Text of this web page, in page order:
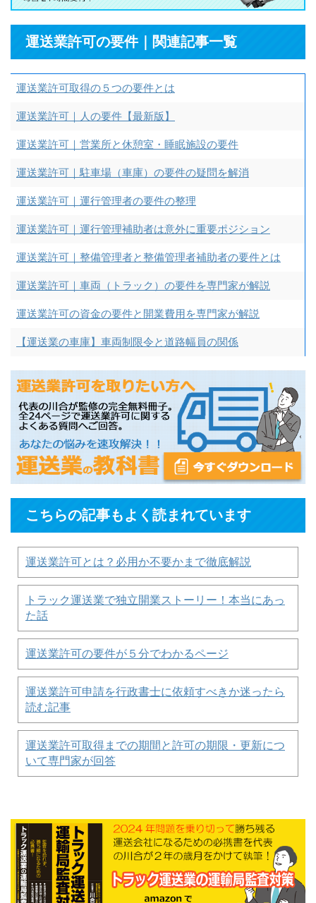
運送業許可の要件｜関連記事一覧
運送業許可取得の５つの要件とは
運送業許可｜人の要件【最新版】
運送業許可｜営業所と休憩室・睡眠施設の要件
運送業許可｜駐車場（車庫）の要件の疑問を解消
運送業許可｜運行管理者の要件の整理
運送業許可｜運行管理補助者は意外に重要ポジション
運送業許可｜整備管理者と整備管理者補助者の要件とは
運送業許可｜車両（トラック）の要件を専門家が解説
運送業許可の資金の要件と開業費用を専門家が解説
【運送業の車庫】車両制限令と道路幅員の関係
こちらの記事もよく読まれています
運送業許可とは？必用か不要かまで徹底解説
トラック運送業で独立開業ストーリー！本当にあっ
た話
運送業許可の要件が５分でわかるページ
運送業許可申請を行政書士に依頼すべきか迷ったら
読む記事
運送業許可取得までの期間と許可の期限・更新につ
いて専門家が回答